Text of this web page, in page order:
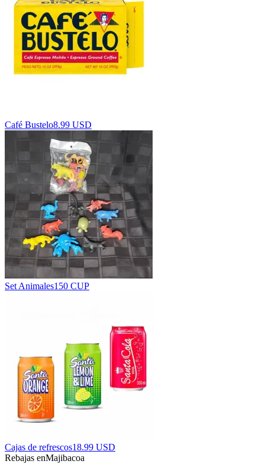
Café Bustelo8.99 USD
Set Animales150 CUP
Cajas de refrescos18.99 USD
Rebajas enMajibacoa